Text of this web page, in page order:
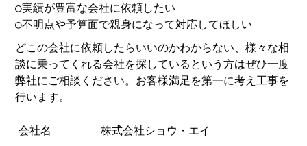
○実績が豊富な会社に依頼したい
○不明点や予算面で親身になって対応してほしい
どこの会社に依頼したらいいのかわからない、様々な相
談に乗ってくれる会社を探しているという方はぜひ一度
弊社にご相談ください。お客様満足を第一に考え工事を
行います。
会社名
株式会社ショウ・エイ